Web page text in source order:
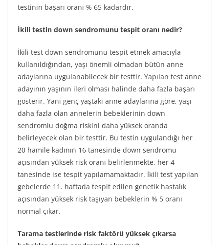
testinin başarı oranı % 65 kadardır.
İkili testin down sendromunu tespit oranı nedir?
İkili test down sendromunu tespit etmek amacıyla
kullanıldığından, yaşı önemli olmadan bütün anne
adaylarına uygulanabilecek bir testtir. Yapılan test anne
adayının yaşının ileri olması halinde daha fazla başarı
gösterir. Yani genç yaştaki anne adaylarına göre, yaşı
daha fazla olan annelerin bebeklerinin down
sendromlu doğma riskini daha yüksek oranda
belirleyecek olan bir testtir. Bu testin uygulandığı her
20 hamile kadının 16 tanesinde down sendromu
açısından yüksek risk oranı belirlenmekte, her 4
tanesinde ise tespit yapılamamaktadır. İkili test yapılan
gebelerde 11. haftada tespit edilen genetik hastalık
açısından yüksek risk taşıyan bebeklerin % 5 oranı
normal çıkar.
Tarama testlerinde risk faktörü yüksek çıkarsa